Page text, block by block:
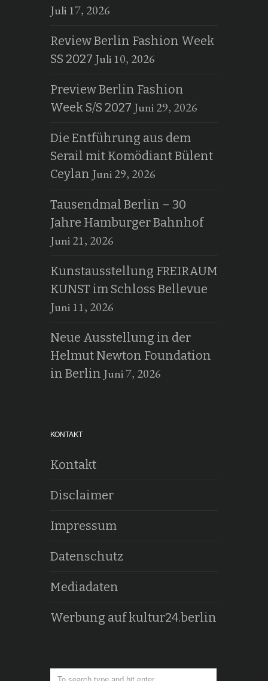
Juli 17, 2026
Review Berlin Fashion Week
SS 2027 Juli 10, 2026
Preview Berlin Fashion
Week S/S 2027 Juni 29, 2026
Die Entführung aus dem
Serail mit Komödiant Bülent
Ceylan Juni 29, 2026
Tausendmal Berlin – 30
Jahre Hamburger Bahnhof
Juni 21, 2026
Kunstausstellung FREIRAUM
KUNST im Schloss Bellevue
Juni 11, 2026
Neue Ausstellung in der
Helmut Newton Foundation
in Berlin Juni 7, 2026
KONTAKT
Kontakt
Disclaimer
Impressum
Datenschutz
Mediadaten
Werbung auf kultur24.berlin